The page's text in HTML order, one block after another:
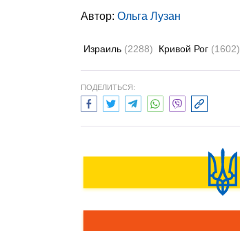
Автор: Ольга Лузан
Израиль (2288) Кривой Рог (1602)
ПОДЕЛИТЬСЯ: